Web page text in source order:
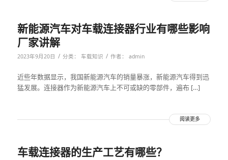
新能源汽车对车载连接器行业有哪些影响
厂家讲解
2023年9月20日 / 分类： 车载知识 / 作者： admin
近些年数据显示，我国新能源汽车的销量暴涨，新能源汽车得到迅
猛发展。连接器作为新能源汽车上不可或缺的零部件，遍布 […]
阅读更多
车载连接器的生产工艺有哪些？